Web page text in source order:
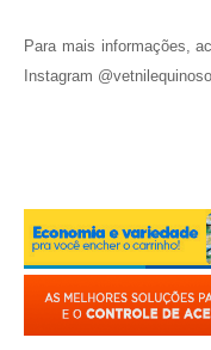
Para mais informações,
Instagram